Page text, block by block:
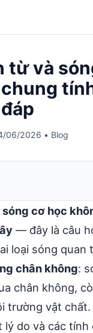
từ và
06/2026 • Blog
cơ học
— đây là câu
loại sóng quan
chân không:
chân không,
trường vật
lý do và các tính